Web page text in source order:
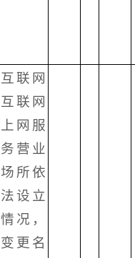
互联网
互联网
上网服
务营业
场所依
法设立
情况，
变更名